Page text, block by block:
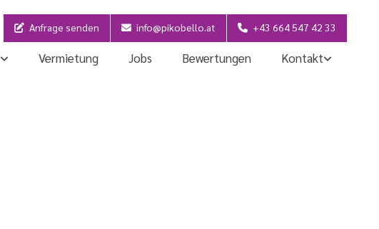
+43 664 547 42 33
info@pikobello.at
Anfrage senden
Vermietung Jobs Bewertungen Kontakt